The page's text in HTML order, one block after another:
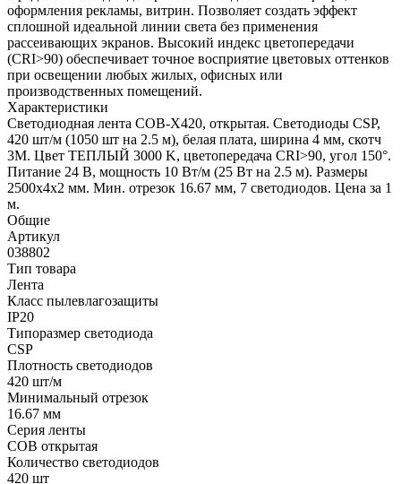
оформления рекламы, витрин. Позволяет создать эффект
сплошной идеальной линии света без применения
рассеивающих экранов. Высокий индекс цветопередачи
(CRI>90) обеспечивает точное восприятие цветовых оттенков
при освещении любых жилых, офисных или
производственных помещений.
Характеристики
Светодиодная лента COB-X420, открытая. Светодиоды CSP,
420 шт/м (1050 шт на 2.5 м), белая плата, ширина 4 мм, скотч
3M. Цвет ТЕПЛЫЙ 3000 K, цветопередача CRI>90, угол 150°.
Питание 24 В, мощность 10 Вт/м (25 Вт на 2.5 м). Размеры
2500x4x2 мм. Мин. отрезок 16.67 мм, 7 светодиодов. Цена за 1
м.
Общие
Артикул
038802
Тип товара
Лента
Класс пылевлагозащиты
IP20
Типоразмер светодиода
CSP
Плотность светодиодов
420 шт/м
Минимальный отрезок
16.67 мм
Серия ленты
COB открытая
Количество светодиодов
420 шт